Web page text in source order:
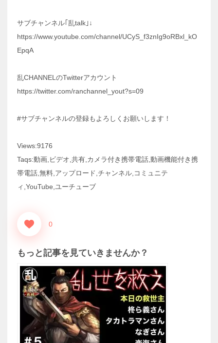
サブチャンネル｢乱talk｣↓
https://www.youtube.com/channel/UCyS_f3znIg9oRBxl_kO
EpqA
乱CHANNELのTwitterアカウント
https://twitter.com/ranchannel_yout?s=09
#サブチャンネルの登録もよろしくお願いします！
Views:9176
Taqs:動画,ビデオ,共有,カメラ付き携帯電話,動画機能付き携
帯電話,無料,アップロード,チャンネル,コミュニテ
ィ,YouTube,ユーチューブ
0
もっと記事を見ていきませんか？